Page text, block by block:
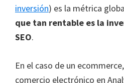
inversión) es la métrica
que tan rentable es la
SEO.
En el caso de un
comercio electrónico en